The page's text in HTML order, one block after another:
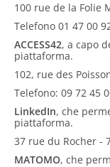
100 rue de la Folie
Telefono 01 47 00
ACCESS42, a capo
piattaforma.
102, rue des
Telefono: 09 72 45
LinkedIn, che
piattaforma.
37 rue du Rocher -
MATOMO, che